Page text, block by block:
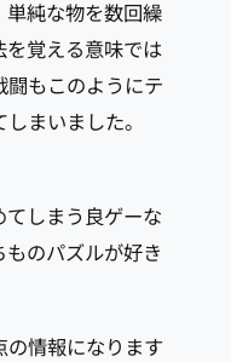
単純な物を数回繰
を覚える意味では
闘もこのようにテ
まいました。
しまう良ゲーな
のパズルが好き
の情報になります